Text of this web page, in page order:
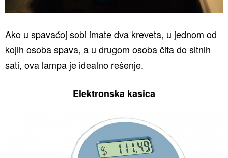
Ako u spavaćoj sobi imate dva kreveta, u jednom od
kojih osoba spava, a u drugom osoba čita do sitnih
sati, ova lampa je idealno rešenje.
Elektronska kasica